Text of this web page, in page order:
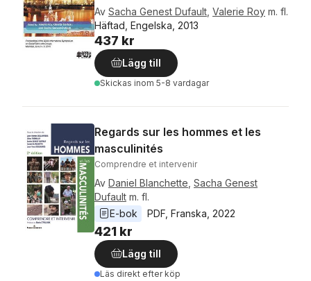
Av Sacha Genest Dufault Valerie Roy m. fl.
Häftad, Engelska, 2013
437 kr
Lägg till
Skickas inom 5-8 vardagar
Regards sur les hommes et les
masculinités
Comprendre et intervenir
Av Daniel Blanchette Sacha Genest
Dufault m. fl.
E-bok
PDF Franska 2022
421 kr
Lägg till
Läs direkt efter köp